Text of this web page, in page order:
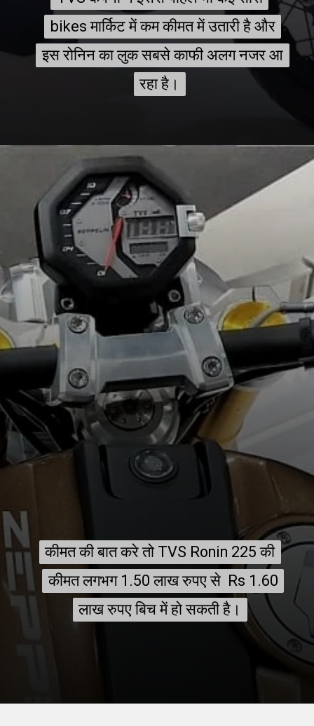
bikes मार्किट में कम कीमत में उतारी है और
इस रोनिन का लुक सबसे काफी अलग नजर आ
रहा है।
bikes मार्किट में कम कीमत में उतारी है और
इस रोनिन का लुक सबसे काफी अलग नजर आ
रहा है।
कीमत की बात करे तो TVS Ronin 225 की
कीमत लगभग 1.50 लाख रुपए से Rs 1.60
लाख रुपए बिच में हो सकती है।
कीमत की बात करे तो TVS Ronin 225 की
कीमत लगभग 1.50 लाख रुपए से Rs 1.60
लाख रुपए बिच में हो सकती है।